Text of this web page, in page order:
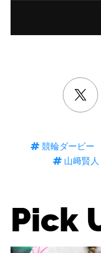
競輪ダービー
山﨑賢人
Pick